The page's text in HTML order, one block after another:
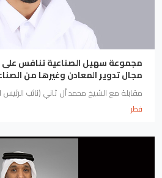
مجموعة سهيل الصناعية تنافس
مجال تدوير المعادن وغيرها من
مقابلة مع الشيخ محمد ٱل ثاني (نائب الرئيس
قطر